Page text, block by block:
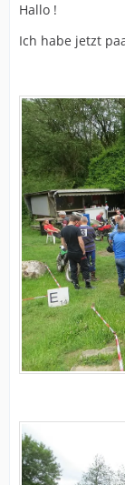
Hallo !
Ich habe jetzt